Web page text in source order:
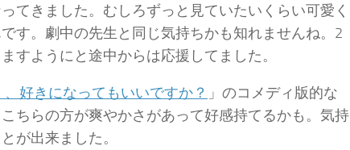
てきました。むしろずっと見ていたいくらい可愛く
す。劇中の先生と同じ気持ちかも知れませんね。2
すようにと途中からは応援してました。
、好きになってもいいですか？ 」のコメディ版的な
ちらの方が爽やかさがあって好感持てるかも。気持
が出来ました。